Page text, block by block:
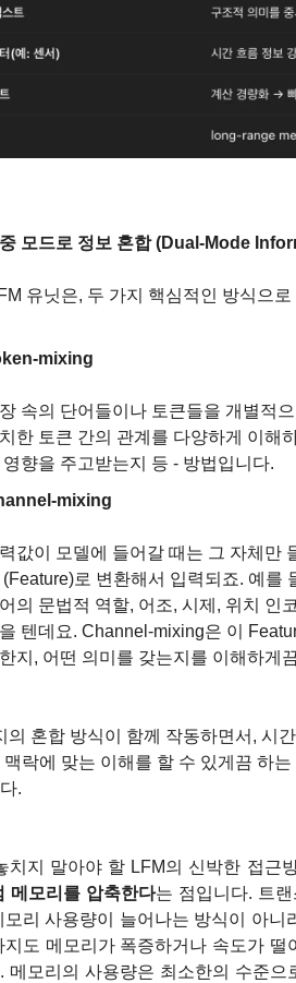
모드로 정보 혼합 (Dual-Mode
유닛은, 두 가지 핵심적인 방식으
mixing
속의 단어들이나 토큰들을 개별적
한 토큰 간의 관계를 다양하게 이해
영향을 주고받는지 등 - 방법입니다.
mixing
값이 모델에 들어갈 때는 그 자체만
(Feature)로 변환해서 입력되죠. 예를
의 문법적 역할, 어조, 시제, 위치 인
텐데요. Channel-mixing은 이
지, 어떤 의미를 갖는지를 이해하게
의 혼합 방식이 함께 작동하면서, 시
락에 맞는 이해를 할 수 있게끔 하
.
치지 말아야 할 LFM의 신박한 접근
메모리를 압축한다는 점입니다. 트
모리 사용량이 늘어나는 방식이 아니
지도 메모리가 폭증하거나 속도가
메모리의 사용량은 최소한의 수준